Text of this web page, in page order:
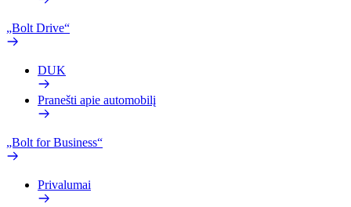
„Bolt Drive“
DUK
Pranešti apie automobilį
„Bolt for Business“
Privalumai